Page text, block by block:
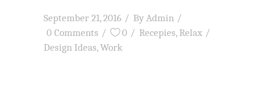
September 21, 2016 By Admin
0 Comments
0 Recepies,Relax
Design Ideas,Work